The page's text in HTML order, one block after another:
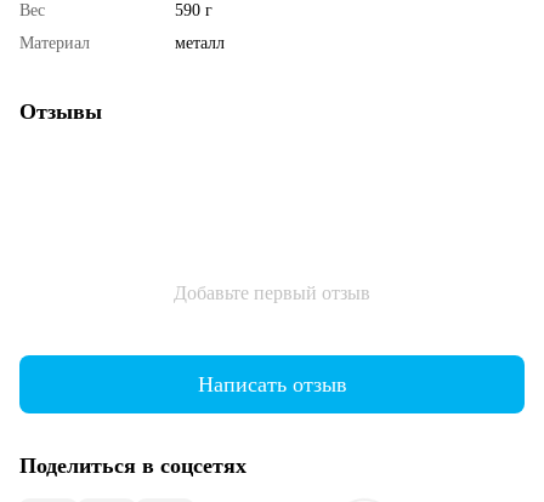
Вес
590 г
Материал
металл
Отзывы
Добавьте первый отзыв
Написать отзыв
Поделиться в соцсетях